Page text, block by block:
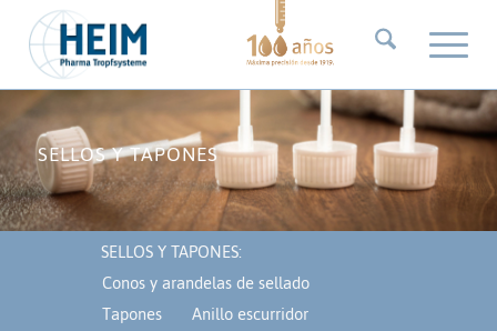
SELLOS Y TAPONES
SELLOS Y TAPONES:
Conos y arandelas de sellado
Tapones
Anillo escurridor